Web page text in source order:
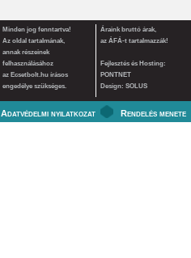
Minden jog fenntartva!
Az oldal tartalmának,
annak részeinek
felhasználásához
az Ecsetbolt.hu írásos
engedélye szükséges.
Áraink bruttó árak,
az ÁFÁ-t tartalmazzák!
Fejlesztés és Hosting:
PONTNET
Design: SOLUS
Adatvédelmi nyilatkozat Rendelés menete